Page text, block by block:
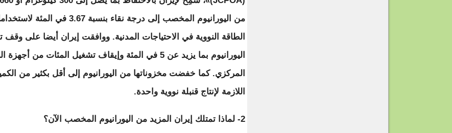
من اليورانيوم المخصب إلى درجة نقاء بنسبة 3.67 في المئة
الطاقة النووية في الاحتياجات المدنية. ووافقت إيران أيضا على
اليورانيوم بما يزيد عن 5 في المئة وإيقاف تشغيل المئات من
المركزي. كما خفضت مخزوناتها من اليورانيوم إلى أقل بكثير من
اللازمة لإنتاج قنبلة نووية واحدة.
2- لماذا تمتلك إيران المزيد من اليورانيوم المخصب الآن؟